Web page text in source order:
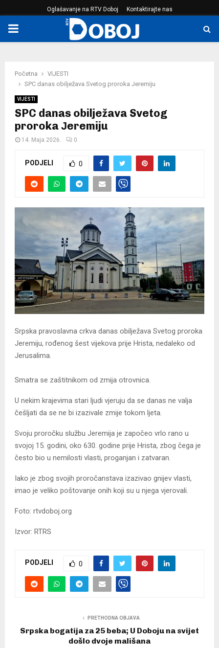
Oglašavanje na RTV Doboj Kontaktirajte nas
PRIMARY
Početna
VIJESTI
SPC danas obilježava Svetog proroka Јeremiju
VIJESTI
SPC danas obilježava Svetog
proroka Јeremiju
14. Maja 2026. 0
PODJELI 0
Srpska pravoslavna crkva danas obilježava Svetog proroka
Јeremiju, rođenog šest vijekova prije Hrista, nedaleko od
Јerusalima.
Smatra se zaštitnikom od zmija otrovnica.
U nekim krajevima stari ljudi vjeruju da se danas ne valja
češljati da se ne bi izazivale zmije tokom ljeta.
Svoju proročku službu Јeremija je započeo vrlo rano u
svojoj 15. godini, oko 630. godine prije Hrista, zbog čega je
često bio u nemilosti vlasti, proganjan i zatvaran.
Iako je zbog svojih proročanstava izazivao gnijev vlasti,
imao je veliko poštovanje onih koji su u njega vjerovali.
Foto: rtvdoboj.org
Izvor: RTRS
PODJELI 0
PRETHODNA OBJAVA
Srpska bogatija za 25 beba; U Doboju na svijet
došlo dvoje mališana